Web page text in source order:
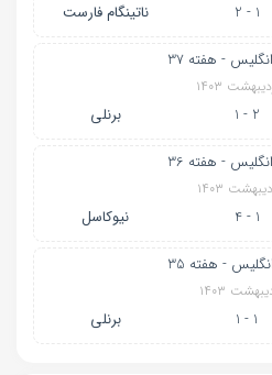
1 - 2 ناتینگام فارست
- هفته 37
2 - 1 برنلی
- هفته 36
1 - 4 نیوکاسل
- هفته 35
1 - 1 برنلی